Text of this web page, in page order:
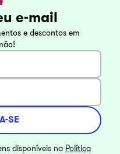
e-mail
e descontos em
SE
disponíveis na Política